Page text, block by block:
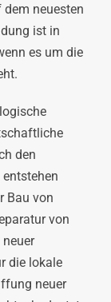
neuesten
ist in
es um die
den
Bau von
von
die lokale
neuer